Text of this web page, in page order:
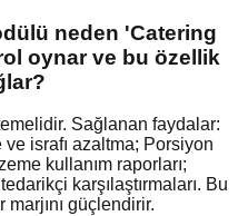
neden 'Catering
oynar ve bu özellik
Sağlanan faydalar:
israfı azaltma; Porsiyon
kullanım raporları;
karşılaştırmaları. Bu
güçlendirir.